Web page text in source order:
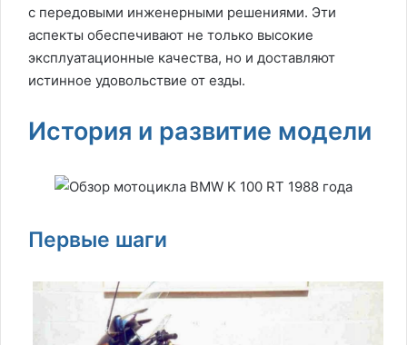
с передовыми инженерными решениями. Эти
аспекты обеспечивают не только высокие
эксплуатационные качества, но и доставляют
истинное удовольствие от езды.
История и развитие модели
Первые шаги